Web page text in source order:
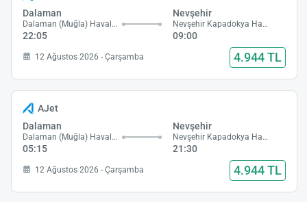
Dalaman
Dalaman (Muğla) Havalimanı
22:05
Nevşehir
Nevşehir Kapadokya Havalimanı
09:00
12 Ağustos 2026 - Çarşamba 4.944 TL
AJet
Dalaman
Dalaman (Muğla) Havalimanı
05:15
Nevşehir
Nevşehir Kapadokya Havalimanı
21:30
12 Ağustos 2026 - Çarşamba 4.944 TL